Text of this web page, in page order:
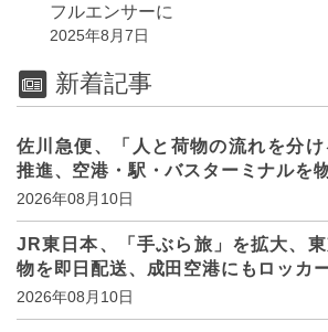
フルエンサーに
2025年8月7日
新着記事
佐川急便、「人と荷物の流れを分
推進、空港・駅・バスターミナルを
2026年08月10日
JR東日本、「手ぶら旅」を拡大、
物を即日配送、成田空港にもロッカ
2026年08月10日